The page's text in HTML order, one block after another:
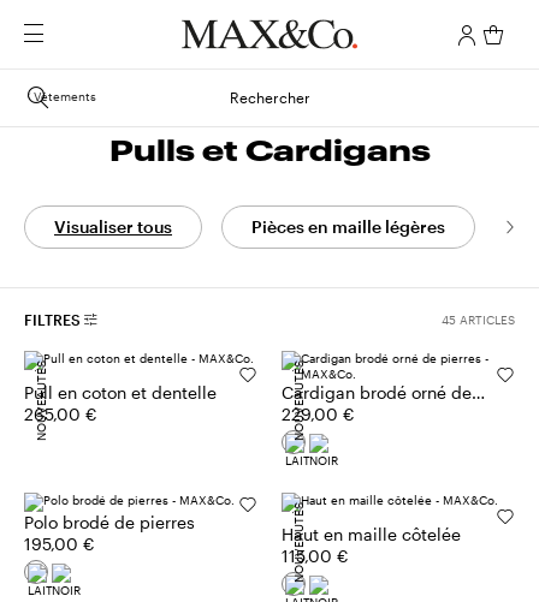
Rechercher
Vêtements
Pulls et Cardigans
Visualiser tous Pièces en maille légères
FILTRES 45 ARTICLES
Pull en coton et dentelle
265,00 €
NOUVEAUTÉS
Cardigan brodé orné de
pierres
229,00 €
NOUVEAUTÉS
Polo brodé de pierres
195,00 €
Haut en maille côtelée
115,00 €
NOUVEAUTÉS